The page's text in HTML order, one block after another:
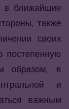
в ближайшие
также
своих
​​постепенную
образом, в
и
важным